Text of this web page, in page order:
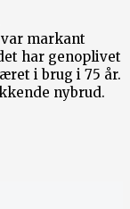
markant
har genoplivet
i brug i 75 år.
nybrud.